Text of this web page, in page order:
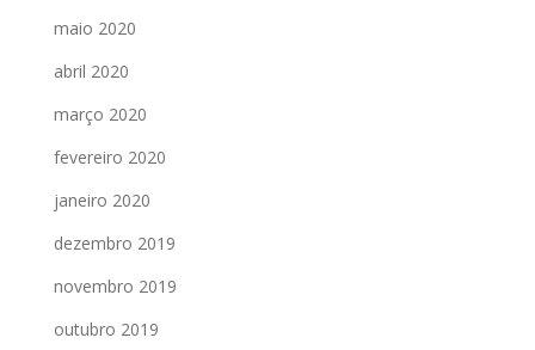
maio 2020
abril 2020
março 2020
fevereiro 2020
janeiro 2020
dezembro 2019
novembro 2019
outubro 2019